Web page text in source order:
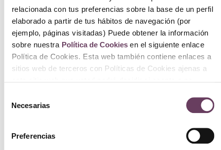
relacionada con tus preferencias sobre la base de un perfil
elaborado a partir de tus hábitos de navegación (por
ejemplo, páginas visitadas) Puede obtener la información
sobre nuestra Política de Cookiesen el siguiente enlace
Política de Cookies. Esta web también contiene enlaces a
sitios web de terceros con Políticas de Cookies ajenas a
Necesarias
Preferencias
Berdoues Guaria Morada 100ml